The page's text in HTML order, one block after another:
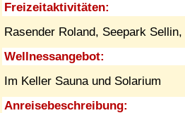
Freizeitaktivitäten:
Rasender Roland, Seepark
Wellnessangebot:
Im Keller Sauna und Solarium
Anreisebeschreibung: